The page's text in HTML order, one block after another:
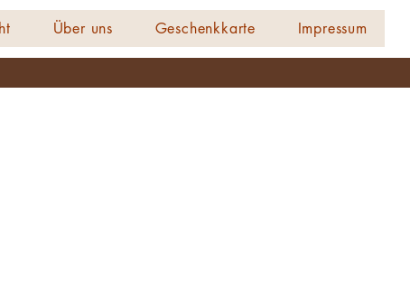
Über uns Geschenkkarte Impressum